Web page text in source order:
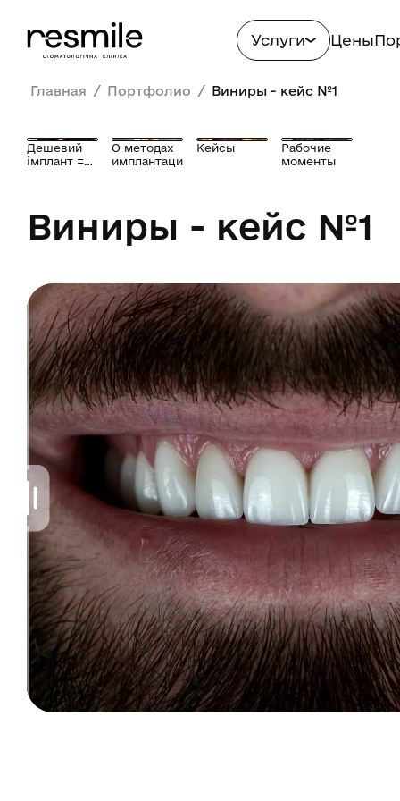
Услуги Цены
Главная / Портфолио / Виниры - кейс №1
Дешевий
імплант =
О методах
имплантации
Кейсы
Рабочие
моменты
Виниры - кейс №1